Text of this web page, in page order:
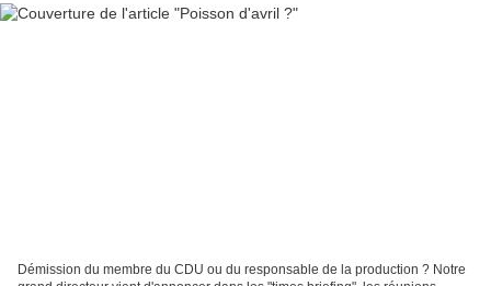
Démission du membre du CDU ou du responsable de la production ? Notre